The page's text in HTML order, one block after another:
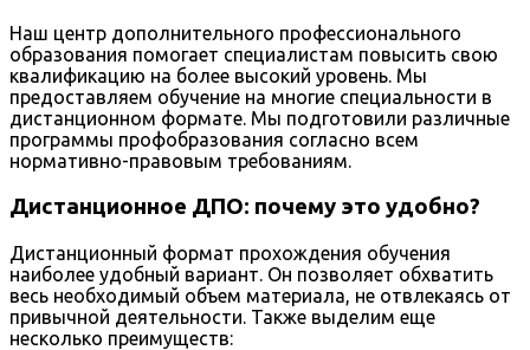
Наш центр дополнительного профессионального
образования помогает специалистам повысить свою
квалификацию на более высокий уровень. Мы
предоставляем обучение на многие специальности в
дистанционном формате. Мы подготовили различные
программы профобразования согласно всем
нормативно-правовым требованиям.
Дистанционное ДПО: почему это удобно?
Дистанционный формат прохождения обучения
наиболее удобный вариант. Он позволяет обхватить
весь необходимый объем материала, не отвлекаясь от
привычной деятельности. Также выделим еще
несколько преимуществ: